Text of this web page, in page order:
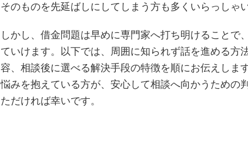
そのものを先延ばしにしてしまう方も多くいらっしゃい
しかし、借金問題は早めに専門家へ打ち明けることで
ていけます。以下では、周囲に知られず話を進める方
容、相談後に選べる解決手段の特徴を順にお伝えしま
悩みを抱えている方が、安心して相談へ向かうための
ただければ幸いです。